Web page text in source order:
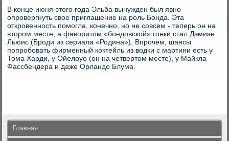
В конце июня этого года Эльба вынужден был явно
опровергнуть свое приглашение на роль Бонда. Эта
откровенность помогла, конечно, но не совсем - теперь он на
втором месте, а фаворитом «бондовской» гонки стал Дэмиэн
Льюис (Броди из сериала «Родина»). Впрочем, шансы
попробовать фирменный коктейль из водки с мартини есть у
Тома Харди, у Ойелоуо (он на четвертом месте), у Майкла
Фассбендера и даже Орландо Блума.
Главная